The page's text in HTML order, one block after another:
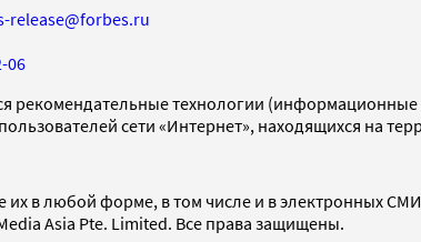
release@forbes.ru
06
технологии
сети «Интернет», находящихся на
их в любой форме, в том числе и в электронных
Asia Pte. Limited. Все права защищены.